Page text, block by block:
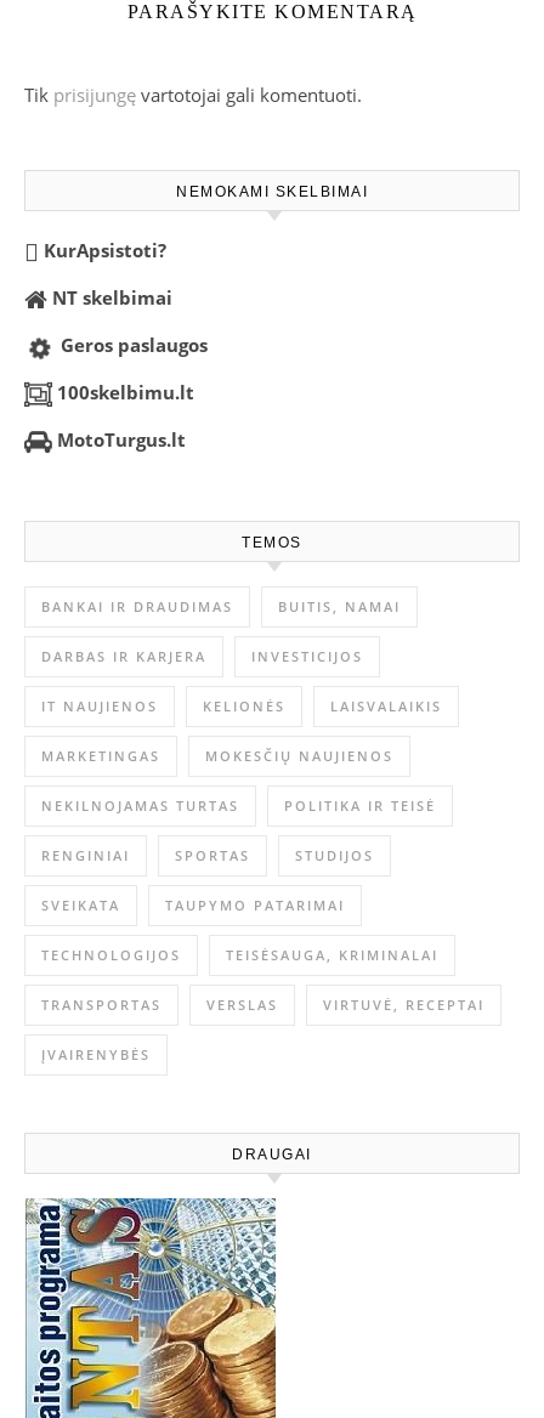
PARAŠYKITE KOMENTARĄ
Tik prisijungę vartotojai gali komentuoti.
NEMOKAMI SKELBIMAI
KurApsistoti?
NT skelbimai
Geros paslaugos
100skelbimu.lt
MotoTurgus.lt
TEMOS
BANKAI IR DRAUDIMAS BUITIS, NAMAI
DARBAS IR KARJERA INVESTICIJOS
IT NAUJIENOS KELIONĖS LAISVALAIKIS
MARKETINGAS MOKESČIŲ NAUJIENOS
NEKILNOJAMAS TURTAS POLITIKA IR TEISĖ
RENGINIAI SPORTAS STUDIJOS
SVEIKATA TAUPYMO PATARIMAI
TECHNOLOGIJOS TEISĖSAUGA, KRIMINALAI
TRANSPORTAS VERSLAS VIRTUVĖ, RECEPTAI
ĮVAIRENYBĖS
DRAUGAI